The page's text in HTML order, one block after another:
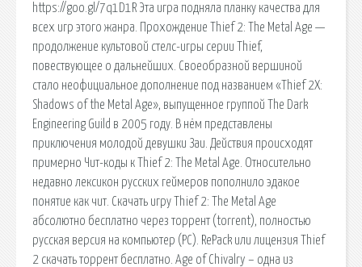
https://goo.gl/7q1D1R Эта игра подняла планку качества для
всех игр этого жанра. Прохождение Thief 2: The Metal Age —
продолжение культовой стелс-игры серии Thief,
повествующее о дальнейших. Своеобразной вершиной
стало неофициальное дополнение под названием «Thief 2X:
Shadows of the Metal Age», выпущенное группой The Dark
Engineering Guild в 2005 году. В нём представлены
приключения молодой девушки Заи. Действия происходят
примерно Чит-коды к Thief 2: The Metal Age. Относительно
недавно лексикон русских геймеров пополнило эдакое
понятие как чит. Скачать игру Thief 2: The Metal Age
абсолютно бесплатно через торрент (torrent), полностью
русская версия на компьютер (PC). RePack или лицензия Thief
2 скачать торрент бесплатно. Age of Chivalry – одна из